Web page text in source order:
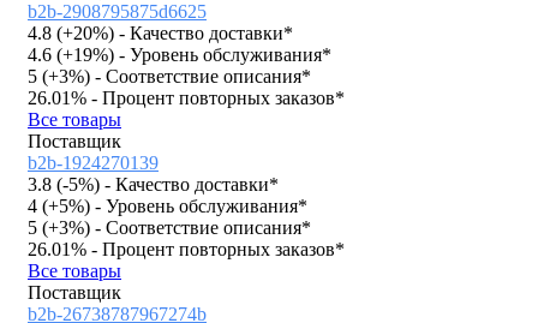
b2b-2908795875d6625
4.8 (+20%) - Качество доставки*
4.6 (+19%) - Уровень обслуживания*
5 (+3%) - Соответствие описания*
26.01% - Процент повторных заказов*
Все товары
Поставщик
b2b-1924270139
3.8 (-5%) - Качество доставки*
4 (+5%) - Уровень обслуживания*
5 (+3%) - Соответствие описания*
26.01% - Процент повторных заказов*
Все товары
Поставщик
b2b-26738787967274b